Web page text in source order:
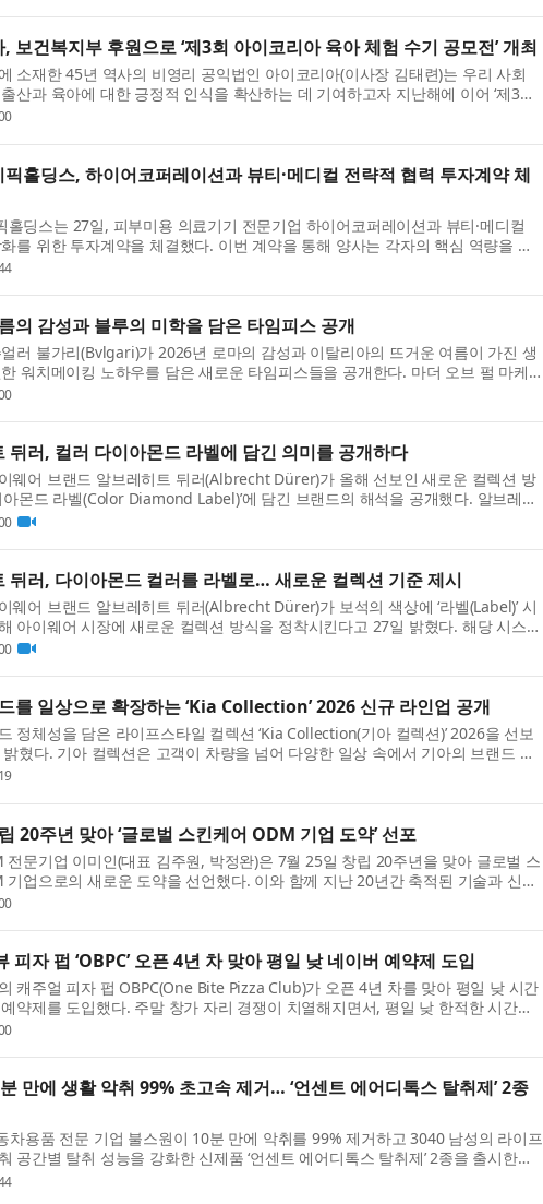
보건복지부 후원으로 ‘제3회 아이코리아 육아 체험 수기 공모전’ 개최
소재한 45년 역사의 비영리 공익법인 아이코리아(이사장 김태련)는 우리 사회
산과 육아에 대한 긍정적 인식을 확산하는 데 기여하고자 지난해에 이어 ‘제3회
아 체험 수기 공모...
홀딩스, 하이어코퍼레이션과 뷰티·메디컬 전략적 협력 투자계약 체
홀딩스는 27일, 피부미용 의료기기 전문기업 하이어코퍼레이션과 뷰티·메디컬
를 위한 투자계약을 체결했다. 이번 계약을 통해 양사는 각자의 핵심 역량을 바
술과 일상적인 스킨케...
의 감성과 블루의 미학을 담은 타임피스 공개
러 불가리(Bvlgari)가 2026년 로마의 감성과 이탈리아의 뜨거운 여름이 가진 생
워치메이킹 노하우를 담은 새로운 타임피스들을 공개한다. 마더 오브 펄 마케
얼로 섬세한 여름의...
뒤러, 컬러 다이아몬드 라벨에 담긴 의미를 공개하다
웨어 브랜드 알브레히트 뒤러(Albrecht Dürer)가 올해 선보인 새로운 컬렉션 방
아몬드 라벨(Color Diamond Label)’에 담긴 브랜드의 해석을 공개했다. 알브레히
는 라벨은 단순한 ...
뒤러, 다이아몬드 컬러를 라벨로… 새로운 컬렉션 기준 제시
웨어 브랜드 알브레히트 뒤러(Albrecht Dürer)가 보석의 색상에 ‘라벨(Label)’ 시
아이웨어 시장에 새로운 컬렉션 방식을 정착시킨다고 27일 밝혔다. 해당 시스템
, 옐로우, 그린,...
를 일상으로 확장하는 ‘Kia Collection’ 2026 신규 라인업 공개
정체성을 담은 라이프스타일 컬렉션 ‘Kia Collection(기아 컬렉션)’ 2026을 선보
혔다. 기아 컬렉션은 고객이 차량을 넘어 다양한 일상 속에서 기아의 브랜드 철
험할 수 있도록 ...
20주년 맞아 ‘글로벌 스킨케어 ODM 기업 도약’ 선포
전문기업 이미인(대표 김주원, 박정완)은 7월 25일 창립 20주년을 맞아 글로벌 스
기업으로의 새로운 도약을 선언했다. 이와 함께 지난 20년간 축적된 기술과 신뢰
람과 기술을 연결하...
피자 펍 ‘OBPC’ 오픈 4년 차 맞아 평일 낮 네이버 예약제 도입
캐주얼 피자 펍 OBPC(One Bite Pizza Club)가 오픈 4년 차를 맞아 평일 낮 시간
약제를 도입했다. 주말 창가 자리 경쟁이 치열해지면서, 평일 낮 한적한 시간대
좌석을 미리 확보...
만에 생활 악취 99% 초고속 제거… ‘언센트 에어디톡스 탈취제’ 2종
차용품 전문 기업 불스원이 10분 만에 악취를 99% 제거하고 3040 남성의 라이프
공간별 탈취 성능을 강화한 신제품 ‘언센트 에어디톡스 탈취제’ 2종을 출시한다.
톡스 탈취제는 불...